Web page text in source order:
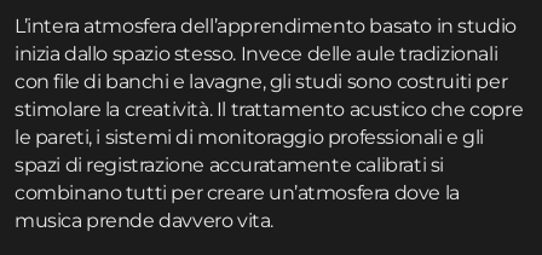
L’intera atmosfera dell’apprendimento basato in studio
inizia dallo spazio stesso. Invece delle aule tradizionali
con file di banchi e lavagne, gli studi sono costruiti per
stimolare la creatività. Il trattamento acustico che copre
le pareti, i sistemi di monitoraggio professionali e gli
spazi di registrazione accuratamente calibrati si
combinano tutti per creare un’atmosfera dove la
musica prende davvero vita.